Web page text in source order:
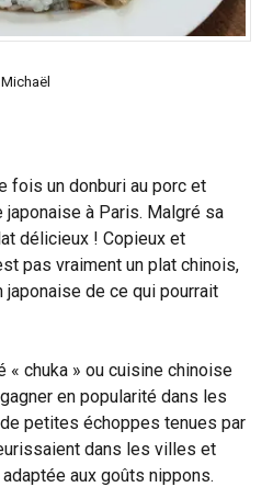
Michaël
fois un donburi au porc et
japonaise à Paris. Malgré sa
délicieux ! Copieux et
pas vraiment un plat chinois,
japonaise de ce qui pourrait
« chuka » ou cuisine chinoise
en popularité dans les
petites échoppes tenues par
dans les villes et
aux goûts nippons.